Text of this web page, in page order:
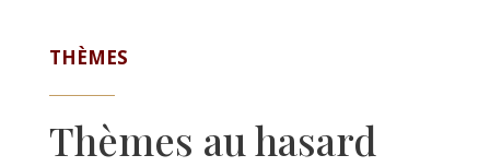
THÈMES
Thèmes au hasard